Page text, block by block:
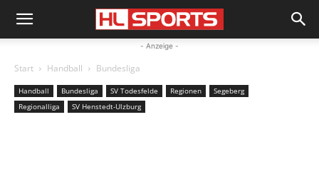
- Anzeige -
Start Handball Bundesliga
Handball Bundesliga SV Todesfelde Regionen
Segeberg
Regionalliga
SV Henstedt-Ulzburg